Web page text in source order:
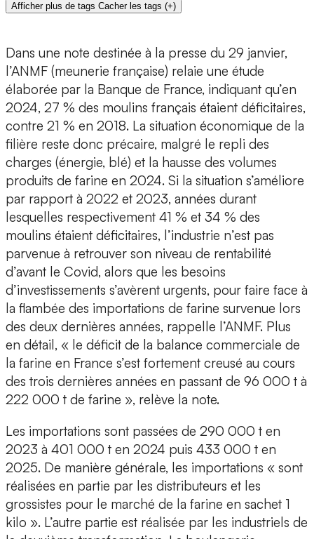
Afficher plus de tags Cacher les tags (+)
Dans une note destinée à la presse du 29 janvier,
l’ANMF (meunerie française) relaie une étude
élaborée par la Banque de France, indiquant qu’en
2024, 27 % des moulins français étaient déficitaires,
contre 21 % en 2018. La situation économique de la
filière reste donc précaire, malgré le repli des
charges (énergie, blé) et la hausse des volumes
produits de farine en 2024. Si la situation s’améliore
par rapport à 2022 et 2023, années durant
lesquelles respectivement 41 % et 34 % des
moulins étaient déficitaires, l’industrie n’est pas
parvenue à retrouver son niveau de rentabilité
d’avant le Covid, alors que les besoins
d’investissements s’avèrent urgents, pour faire face à
la flambée des importations de farine survenue lors
des deux dernières années, rappelle l’ANMF. Plus
en détail, « le déficit de la balance commerciale de
la farine en France s’est fortement creusé au cours
des trois dernières années en passant de 96 000 t à
222 000 t de farine », relève la note.
Les importations sont passées de 290 000 t en
2023 à 401 000 t en 2024 puis 433 000 t en
2025. De manière générale, les importations « sont
réalisées en partie par les distributeurs et les
grossistes pour le marché de la farine en sachet 1
kilo ». L’autre partie est réalisée par les industriels de